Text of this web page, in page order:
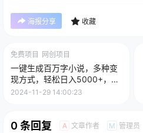
海报分享 收藏
免费项目 网创项目
一键生成百万字小说，多种变
现方式，轻松日入5000+，小
白也能轻松上手
2024-11-29 14:00:23
0 条回复 A 文章作者 M 管理员